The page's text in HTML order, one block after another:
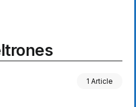
1 Article